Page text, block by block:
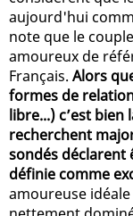
aujourd'hui
note que le
amoureux de
Français. Alors
formes de
libre...) c’est
recherchent
sondés déclarent
définie comme
amoureuse